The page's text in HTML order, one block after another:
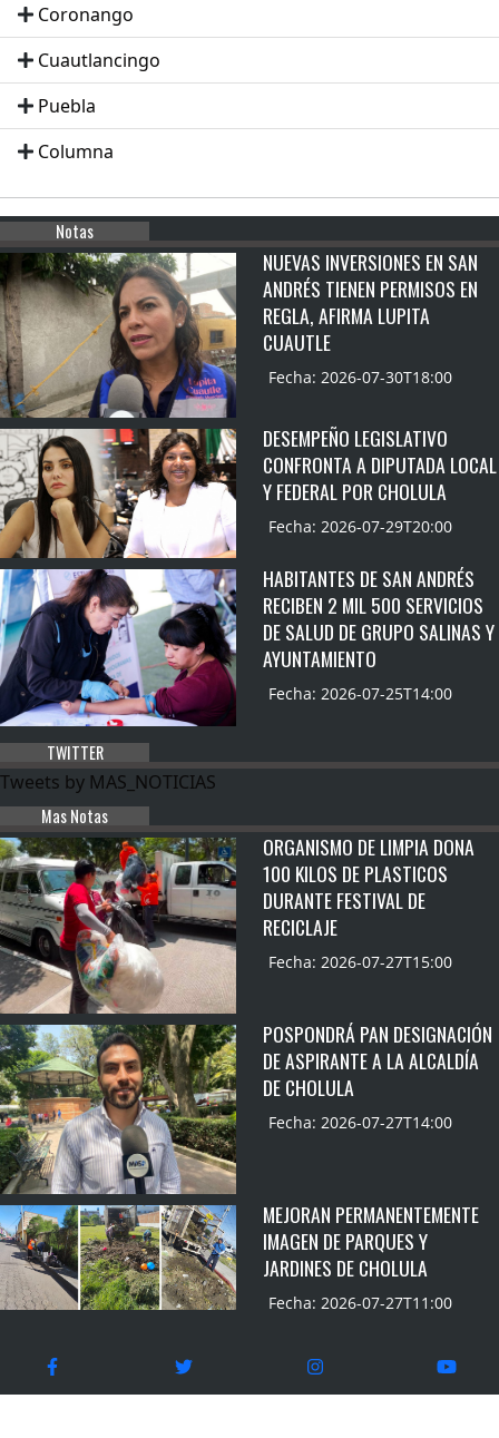
Coronango
Cuautlancingo
Puebla
Columna
Notas
NUEVAS INVERSIONES EN SAN
ANDRÉS TIENEN PERMISOS EN
REGLA, AFIRMA LUPITA
CUAUTLE
Fecha: 2026-07-30T18:00
DESEMPEÑO LEGISLATIVO
CONFRONTA A DIPUTADA LOCAL
Y FEDERAL POR CHOLULA
Fecha: 2026-07-29T20:00
HABITANTES DE SAN ANDRÉS
RECIBEN 2 MIL 500 SERVICIOS
DE SALUD DE GRUPO SALINAS Y
AYUNTAMIENTO
Fecha: 2026-07-25T14:00
TWITTER
Tweets by MAS_NOTICIAS
Mas Notas
ORGANISMO DE LIMPIA DONA
100 KILOS DE PLASTICOS
DURANTE FESTIVAL DE
RECICLAJE
Fecha: 2026-07-27T15:00
POSPONDRÁ PAN DESIGNACIÓN
DE ASPIRANTE A LA ALCALDÍA
DE CHOLULA
Fecha: 2026-07-27T14:00
MEJORAN PERMANENTEMENTE
IMAGEN DE PARQUES Y
JARDINES DE CHOLULA
Fecha: 2026-07-27T11:00